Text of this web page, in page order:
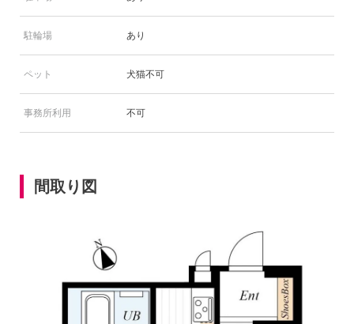
駐輪場 あり
ペット 犬猫不可
事務所利用 不可
間取り図